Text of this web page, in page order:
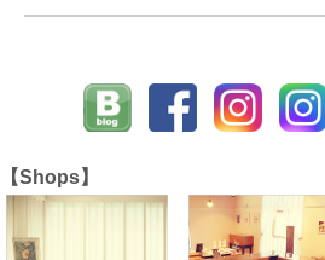
【Shops】